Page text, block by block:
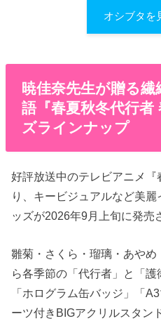
オシブタを
暁佳奈先生が贈る
語『春夏秋冬代行者
ズラインナップ
好評放送中のテレビアニメ『
り、キービジュアルなど美
ッズが2026年9月上旬に発売
雛菊・さくら・​瑠璃・​あや
ら各季節の「代行者」と「
「ホログラム缶バッジ」「
ーツ付きBIGアクリルスタン